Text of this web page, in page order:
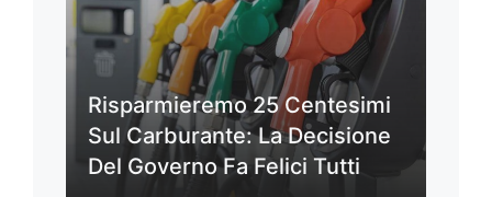
Risparmieremo 25 Centesimi
Sul Carburante: La Decisione
Del Governo Fa Felici Tutti